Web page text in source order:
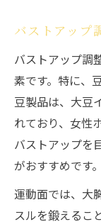
バストアップ
バストアップ調
素です。特に、
豆製品は、大豆
れており、女性
バストアップを
がおすすめです。
運動面では、大
スルを鍛えるこ